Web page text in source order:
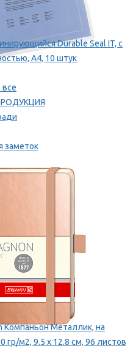
Durable Seal IT, с
A4, 10 штук
все
заметок
Компаньон Металлик, на
гр/м2, 9.5 х 12.8 см, 96 листов